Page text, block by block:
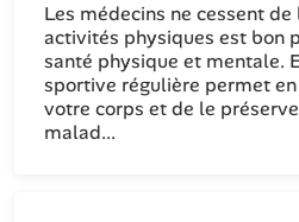
Les médecins ne cessent
activités physiques est bon
santé physique et mentale.
sportive régulière permet
votre corps et de le
malad...